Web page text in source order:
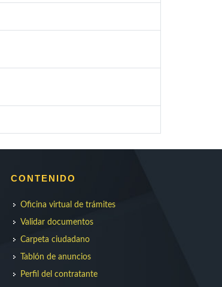
CONTENIDO
Oficina virtual de trámites
Validar documentos
Carpeta ciudadano
Tablón de anuncios
Perfil del contratante